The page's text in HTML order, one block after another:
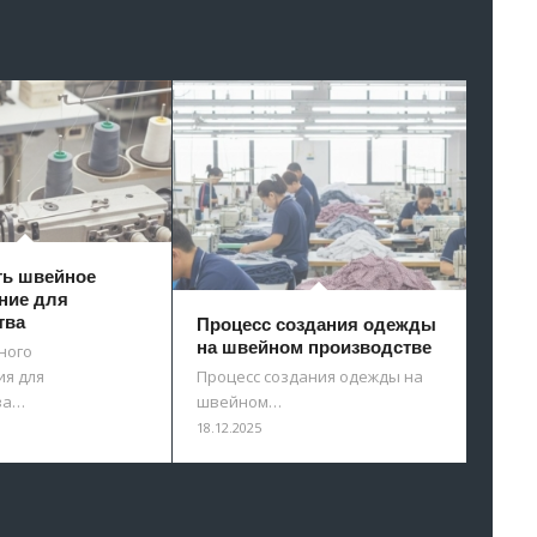
швейное
для
для
Процесс создания одежды
на швейном производстве
Процесс создания одежды на
швейном…
18.12.2025